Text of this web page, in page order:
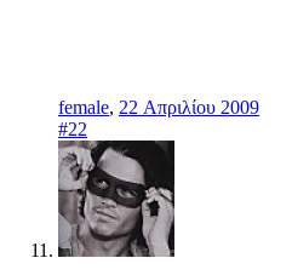
female, 22 Απριλίου 2009
#22